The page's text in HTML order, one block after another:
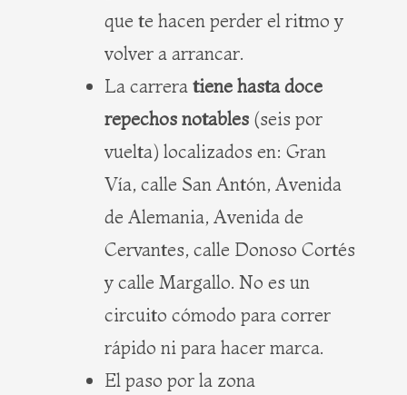
que te hacen perder el ritmo y
volver a arrancar.
La carrera tiene hasta doce
repechos notables (seis por
vuelta) localizados en: Gran
Vía, calle San Antón, Avenida
de Alemania, Avenida de
Cervantes, calle Donoso Cortés
y calle Margallo. No es un
circuito cómodo para correr
rápido ni para hacer marca.
El paso por la zona